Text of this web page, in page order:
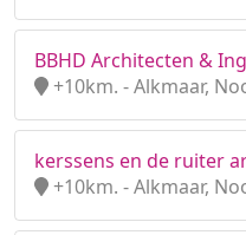
BBHD Architecten &
+10km. - Alkmaar,
kerssens en de ruiter
+10km. - Alkmaar,